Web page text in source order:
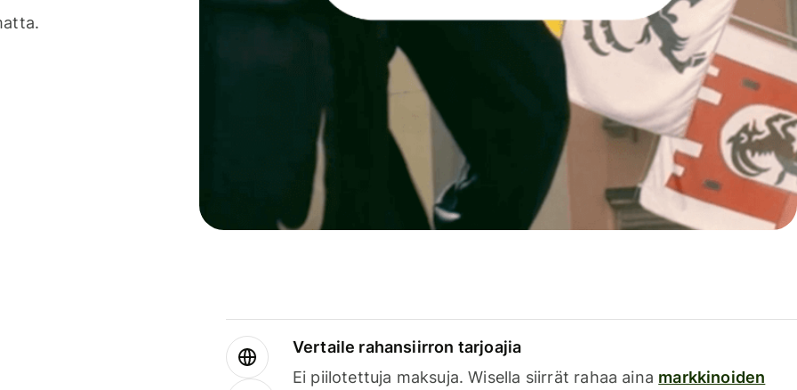
Vertaile rahansiirron tarjoajia
Ei piilotettuja maksuja. Wisella siirrät rahaa aina markkinoiden